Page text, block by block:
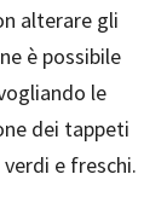
alterare gli
è possibile
le
dei tappeti
e freschi.